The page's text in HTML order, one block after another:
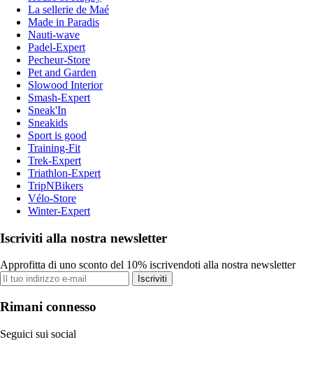
La sellerie de Maé
Made in Paradis
Nauti-wave
Padel-Expert
Pecheur-Store
Pet and Garden
Slowood Interior
Smash-Expert
Sneak'In
Sneakids
Sport is good
Training-Fit
Trek-Expert
Triathlon-Expert
TripNBikers
Vélo-Store
Winter-Expert
Iscriviti alla nostra newsletter
Approfitta di uno sconto del 10% iscrivendoti alla nostra newsletter
Iscriviti
Rimani connesso
Seguici sui social